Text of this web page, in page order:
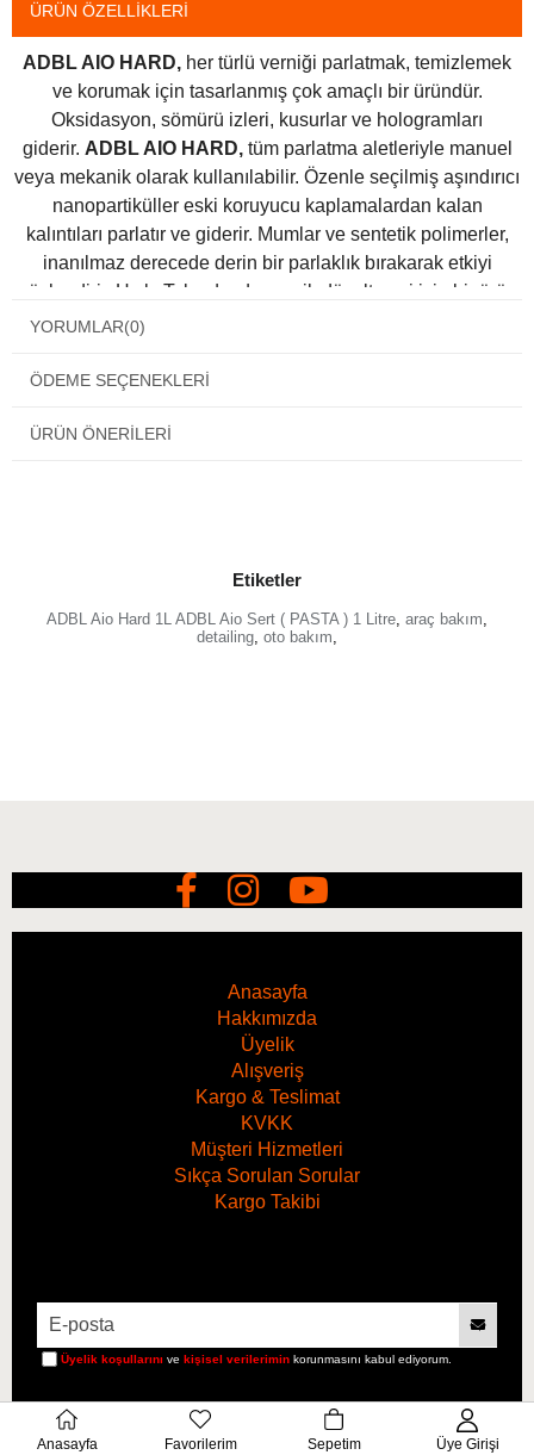
ÜRÜN ÖZELLIKLERI
ADBL AIO HARD, her türlü verniği parlatmak, temizlemek
ve korumak için tasarlanmış çok amaçlı bir üründür.
Oksidasyon, sömürü izleri, kusurlar ve hologramları
giderir. ADBL AIO HARD,tüm parlatma aletleriyle manuel
veya mekanik olarak kullanılabilir. Özenle seçilmiş aşındırıcı
nanopartiküller eski koruyucu kaplamalardan kalan
kalıntıları parlatır ve giderir. Mumlar ve sentetik polimerler,
inanılmaz derecede derin bir parlaklık bırakarak etkiyi
güçlendirir. Hızlı, Tek adımda vernik düzeltmesi için bir ürün
olarak daha sert verniklerle en iyi şekilde çalışır. Uzun süreli
WaxOne ile kaplanması önerilir.
YORUMLAR(0)
ÖDEME SEÇENEKLERI
ÜRÜN ÖNERILERI
Etiketler
ADBL Aio Hard 1L ADBL Aio Sert ( PASTA ) 1 Litre, araç bakım,
detailing, oto bakım,
Anasayfa
Hakkımızda
Üyelik
Alışveriş
Kargo & Teslimat
KVKK
Müşteri Hizmetleri
Sıkça Sorulan Sorular
Kargo Takibi
Üyelik koşullarını vekişisel verilerimin korunmasını kabul ediyorum.
Anasayfa Favorilerim Sepetim Üye Girişi